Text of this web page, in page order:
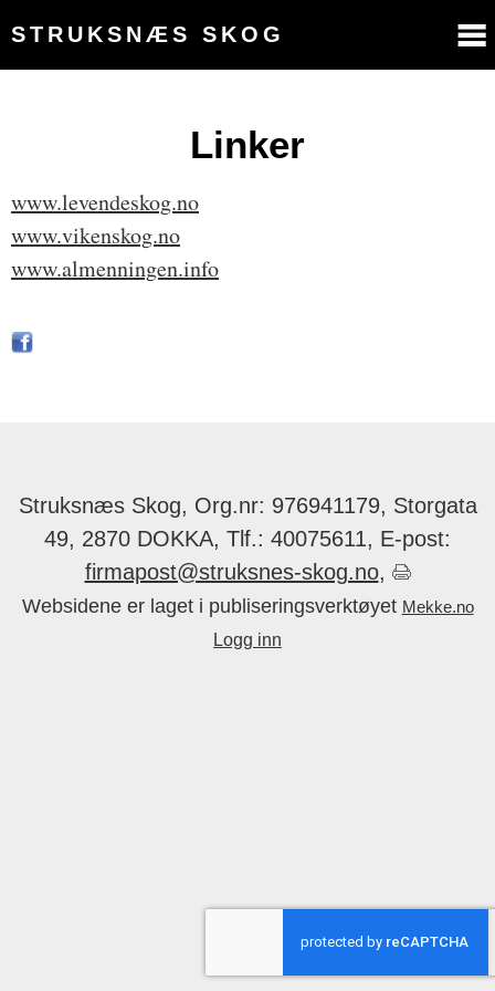
STRUKSNÆS SKOG
Linker
www.levendeskog.no
www.vikenskog.no
www.almenningen.info
Struksnæs Skog, Org.nr: 976941179, Storgata
49, 2870 DOKKA, Tlf.: 40075611, E-post:
firmapost@struksnes-skog.no,
Websidene er laget i publiseringsverktøyet Mekke.no
Logg inn